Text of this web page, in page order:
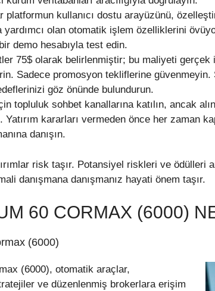
platformun kullanıcı dostu arayüzünü,
yardımcı olan otomatik işlem özelliklerini
demo hesabıyla test edin.
75$ olarak belirlenmiştir; bu maliyeti gerçek
Sadece promosyon tekliflerine güvenmeyin.
göz önünde bulundurun.
topluluk sohbet kanallarına katılın, ancak
Yatırım kararları vermeden önce her zaman
danışın.
risk taşır. Potansiyel riskleri ve ödülleri
danışmana danışmanız hayati önem taşır.
60 CORMAX (6000)
(6000)
(6000), otomatik araçlar,
ve düzenlenmiş brokerlara erişim